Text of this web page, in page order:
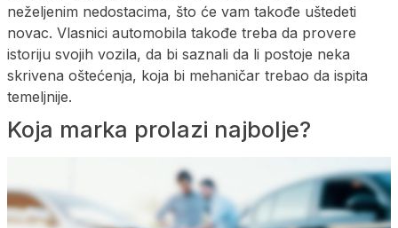
neželjenim nedostacima, što će vam takođe uštedeti
novac. Vlasnici automobila takođe treba da provere
istoriju svojih vozila, da bi saznali da li postoje neka
skrivena oštećenja, koja bi mehaničar trebao da ispita
temeljnije.
Koja marka prolazi najbolje?